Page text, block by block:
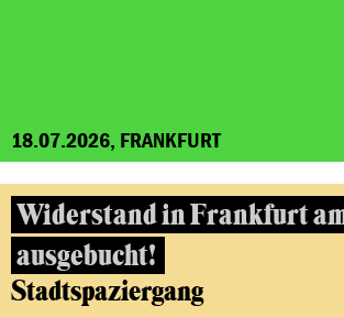
18.07.2026, FRANKFURT
Widerstand in Frankfurt
ausgebucht!
Stadtspaziergang